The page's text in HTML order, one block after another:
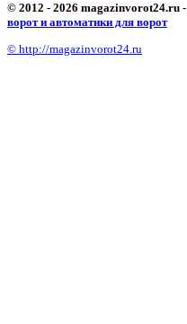
© 2012 - 2026 magazinvorot24.ru -
ворот и автоматики для ворот
© http://magazinvorot24.ru